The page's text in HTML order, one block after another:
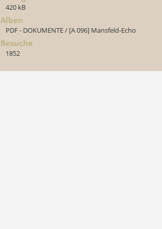
420 kB
Alben
PDF - DOKUMENTE/ [A 096] Mansfeld-Echo
Besuche
1852